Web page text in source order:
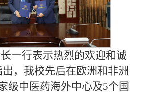
一行表示热烈的欢迎和诚
，我校先后在欧洲和非洲
级中医药海外中心及5个国